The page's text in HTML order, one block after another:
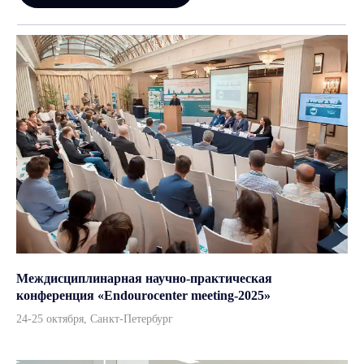
Междисциплинарная научно-практическая
конференция «Endourocenter meeting-2025»
24-25 октября, Санкт-Петербург
Каталог
Урология